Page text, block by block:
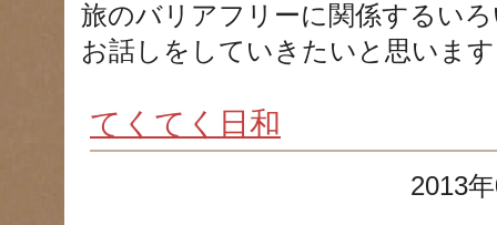
旅のバリアフリーに関係するい
お話しをしていきたいと思いま
てくてく日和
2013